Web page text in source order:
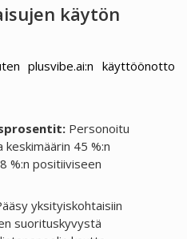
käytön
plusvibe.ai:n käyttöönotto
Personoitu
45 %:n
%:n positiiviseen
yksityiskohtaisiin
suorituskyvystä